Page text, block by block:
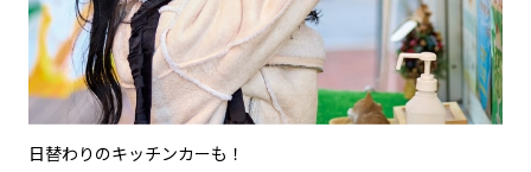
日替わりのキッチンカーも！